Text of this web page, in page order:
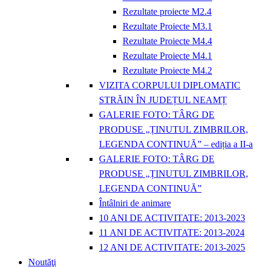
Rezultate proiecte M2.4
Rezultate Proiecte M3.1
Rezultate Proiecte M4.4
Rezultate Proiecte M4.1
Rezultate Proiecte M4.2
VIZITA CORPULUI DIPLOMATIC
STRĂIN ÎN JUDEȚUL NEAMȚ
GALERIE FOTO: TÂRG DE
PRODUSE „ȚINUTUL ZIMBRILOR,
LEGENDA CONTINUĂ” – ediția a II-a
GALERIE FOTO: TÂRG DE
PRODUSE „ȚINUTUL ZIMBRILOR,
LEGENDA CONTINUĂ”
Întâlniri de animare
10 ANI DE ACTIVITATE: 2013-2023
11 ANI DE ACTIVITATE: 2013-2024
12 ANI DE ACTIVITATE: 2013-2025
Noutăţi